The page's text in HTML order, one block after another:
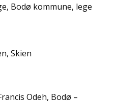
Bodø kommune, lege
Skien
Odeh, Bodø –